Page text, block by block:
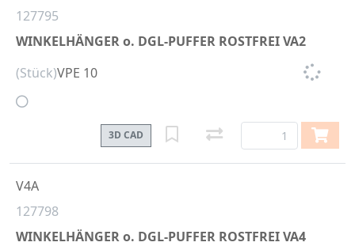
127795
WINKELHÄNGER o. DGL-PUFFER ROSTFREI VA2
(Stück)VPE 10
3D CAD
127798
WINKELHÄNGER o. DGL-PUFFER ROSTFREI VA4
V4A